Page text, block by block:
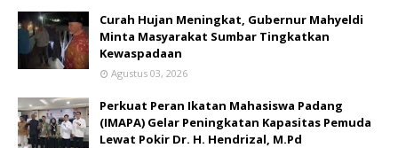
Curah Hujan Meningkat, Gubernur Mahyeldi
Minta Masyarakat Sumbar Tingkatkan
Kewaspadaan
Agustus 03, 2026
Perkuat Peran Ikatan Mahasiswa Padang
(IMAPA) Gelar Peningkatan Kapasitas Pemuda
Lewat Pokir Dr. H. Hendrizal, M.Pd